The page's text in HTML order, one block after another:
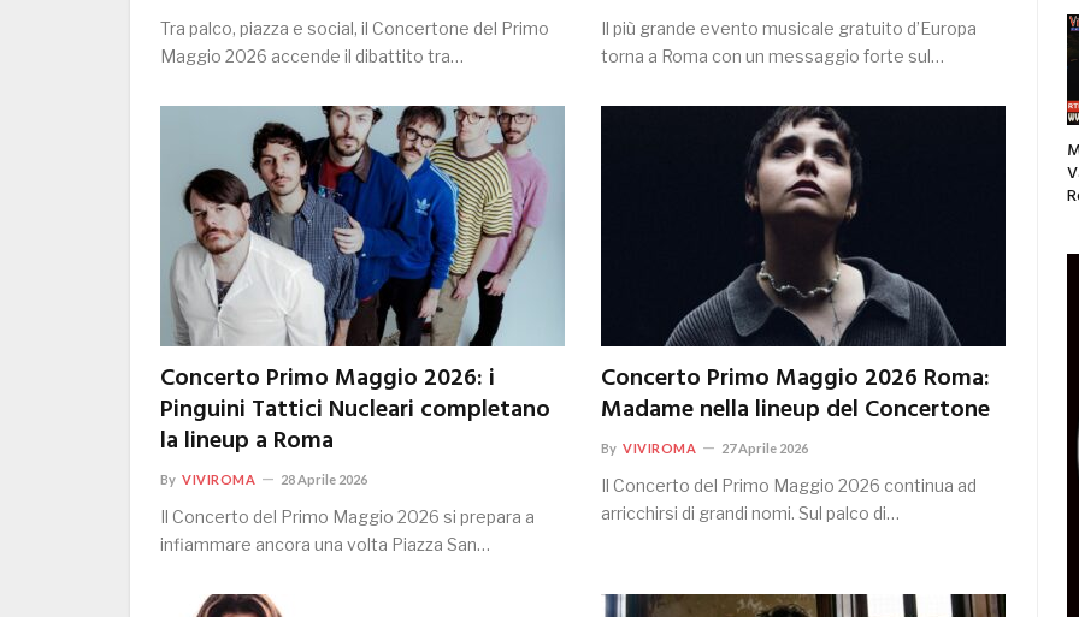
Tra palco, piazza e social, il Concertone del Primo
Maggio 2026 accende il dibattito tra…
Il più grande evento musicale gratuito d’Europa
torna a Roma con un messaggio forte sul…
Concerto Primo Maggio 2026: i
Pinguini Tattici Nucleari completano
la lineup a Roma
By VIVIROMA 28 Aprile 2026
Il Concerto del Primo Maggio 2026 si prepara a
infiammare ancora una volta Piazza San…
Concerto Primo Maggio 2026 Roma:
Madame nella lineup del Concertone
By VIVIROMA 27 Aprile 2026
Il Concerto del Primo Maggio 2026 continua ad
arricchirsi di grandi nomi. Sul palco di…